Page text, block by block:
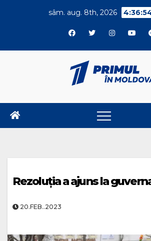
sâm. aug. 8th, 2026
Rezoluția a ajuns la
20.FEB..2023